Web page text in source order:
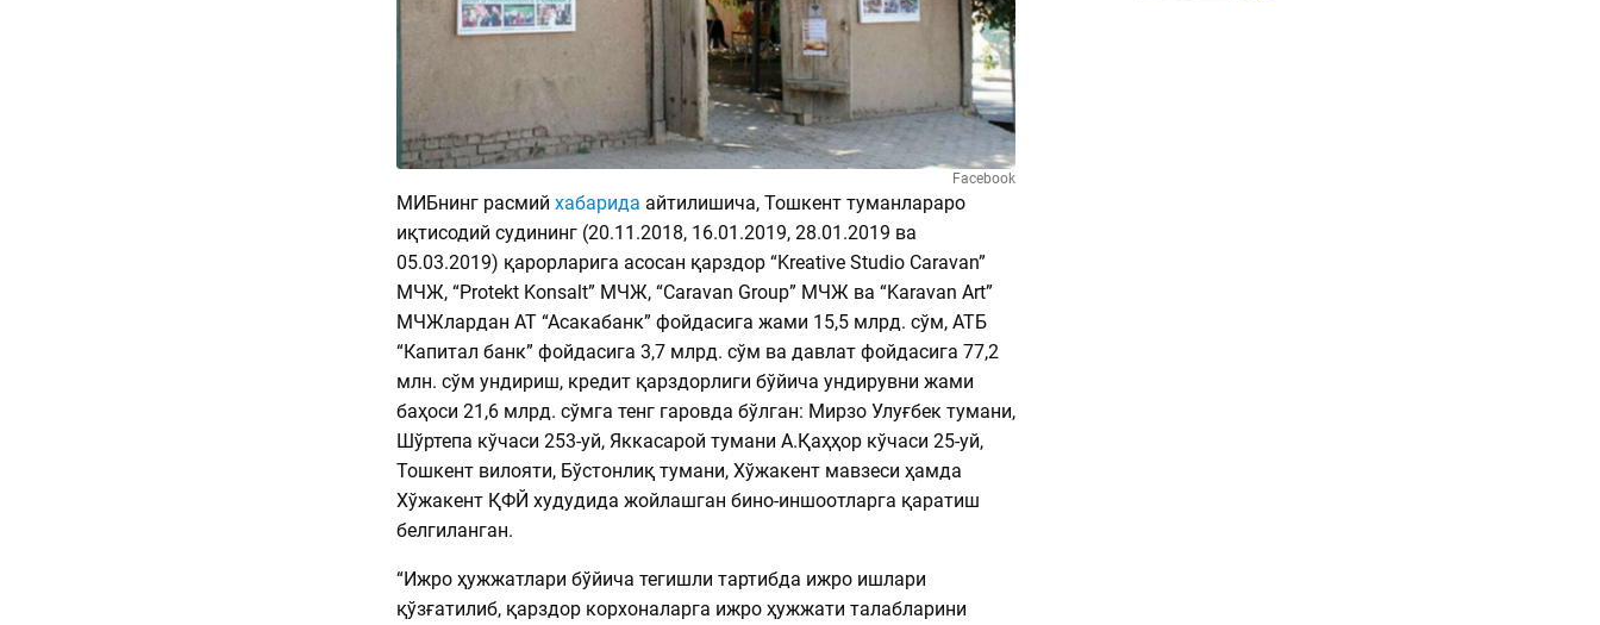
Facebook
МИБнинг расмий хабарида айтилишича, Тошкент туманлараро
иқтисодий судининг (20.11.2018, 16.01.2019, 28.01.2019 ва
05.03.2019) қарорларига асосан қарздор “Kreative Studio Caravan”
МЧЖ, “Protekt Konsalt” МЧЖ, “Caravan Group” МЧЖ ва “Karavan Art”
МЧЖлардан АТ “Асакабанк” фойдасига жами 15,5 млрд. сўм, АТБ
“Капитал банк” фойдасига 3,7 млрд. сўм ва давлат фойдасига 77,2
млн. сўм ундириш, кредит қарздорлиги бўйича ундирувни жами
баҳоси 21,6 млрд. сўмга тенг гаровда бўлган: Мирзо Улуғбек тумани,
Шўртепа кўчаси 253-уй, Яккасарой тумани А.Қаҳҳор кўчаси 25-уй,
Тошкент вилояти, Бўстонлиқ тумани, Хўжакент мавзеси ҳамда
Хўжакент ҚФЙ худудида жойлашган бино-иншоотларга қаратиш
белгиланган.
“Ижро ҳужжатлари бўйича тегишли тартибда ижро ишлари
қўзғатилиб, қарздор корхоналарга ижро ҳужжати талабларини